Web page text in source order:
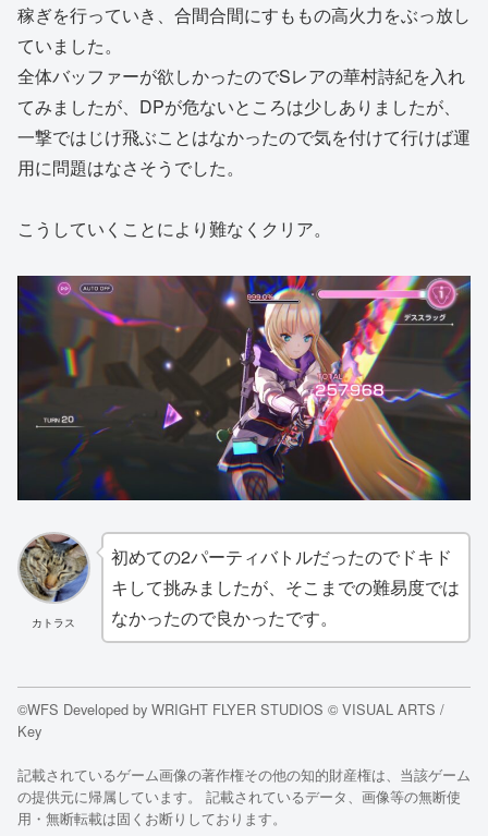
稼ぎを行っていき、合間合間にすももの高火力をぶっ放し
ていました。
全体バッファーが欲しかったのでSレアの華村詩紀を入れ
てみましたが、DPが危ないところは少しありましたが、
一撃ではじけ飛ぶことはなかったので気を付けて行けば運
用に問題はなさそうでした。
こうしていくことにより難なくクリア。
カトラス
初めての2パーティバトルだったのでドキド
キして挑みましたが、そこまでの難易度では
なかったので良かったです。
©WFS Developed by WRIGHT FLYER STUDIOS © VISUAL ARTS /
Key
記載されているゲーム画像の著作権その他の知的財産権は、当該ゲーム
の提供元に帰属しています。 記載されているデータ、画像等の無断使
用・無断転載は固くお断りしております。